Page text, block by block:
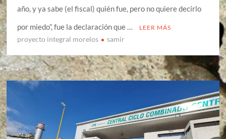
año, y ya sabe (el fiscal) quién fue, pero no quiere decirlo
por miedo”, fue la declaración que …
LEER MÁS
proyecto integral morelos samir